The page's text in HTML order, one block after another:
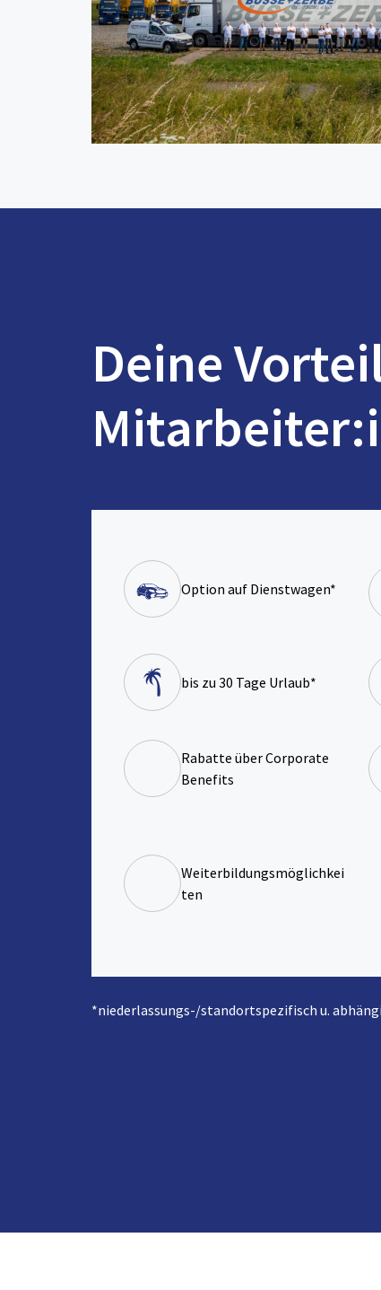
Deine
Option auf Dienstwagen*
bis zu 30 Tage Urlaub*
Rabatte über Corporate
Benefits
Weiterbildungsmöglichkei
ten
*niederlassungs-/standortspezifisch u.